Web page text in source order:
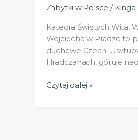
Zabytki w Polsce / Kinga
Katedra Świętych Wita,
Wojciecha w Pradze to
duchowe Czech.
Hradczanach, góruje
Katedra
Czytaj dalej »